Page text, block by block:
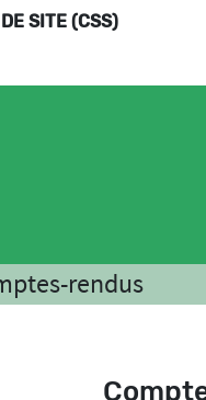
SITE (CSS)
rendus